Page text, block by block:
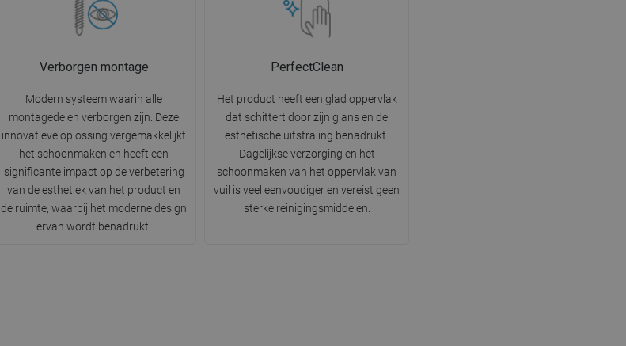
Verborgen montage
Modern systeem waarin alle
montagedelen verborgen zijn. Deze
innovatieve oplossing vergemakkelijkt
het schoonmaken en heeft een
significante impact op de verbetering
van de esthetiek van het product en
de ruimte, waarbij het moderne design
ervan wordt benadrukt.
PerfectClean
Het product heeft een glad oppervlak
dat schittert door zijn glans en de
esthetische uitstraling benadrukt.
Dagelijkse verzorging en het
schoonmaken van het oppervlak van
vuil is veel eenvoudiger en vereist geen
sterke reinigingsmiddelen.